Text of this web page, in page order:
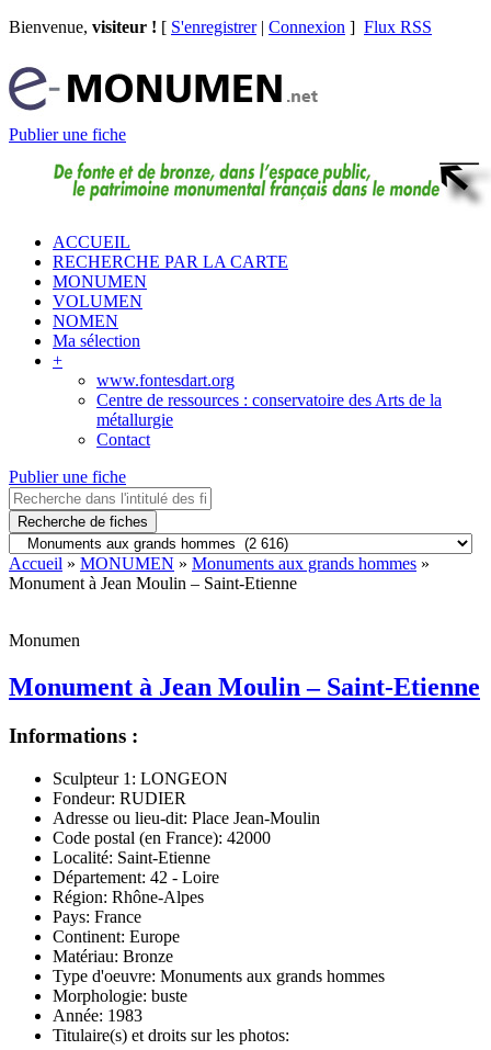
Bienvenue, visiteur ! [ S'enregistrer| Connexion ] Flux RSS
Publier une fiche
ACCUEIL
RECHERCHE PAR LA CARTE
MONUMEN
VOLUMEN
NOMEN
Ma sélection
+
www.fontesdart.org
Centre de ressources : conservatoire des Arts de la
métallurgie
Contact
Publier une fiche
Recherche de fiches
Accueil » MONUMEN » Monuments aux grands hommes »
Monument à Jean Moulin – Saint-Etienne
Monumen
Monument à Jean Moulin – Saint-Etienne
Informations :
Sculpteur 1: LONGEON
Fondeur: RUDIER
Adresse ou lieu-dit: Place Jean-Moulin
Code postal (en France): 42000
Localité: Saint-Etienne
Département: 42 - Loire
Région: Rhône-Alpes
Pays: France
Continent: Europe
Matériau: Bronze
Type d'oeuvre: Monuments aux grands hommes
Morphologie: buste
Année: 1983
Titulaire(s) et droits sur les photos: